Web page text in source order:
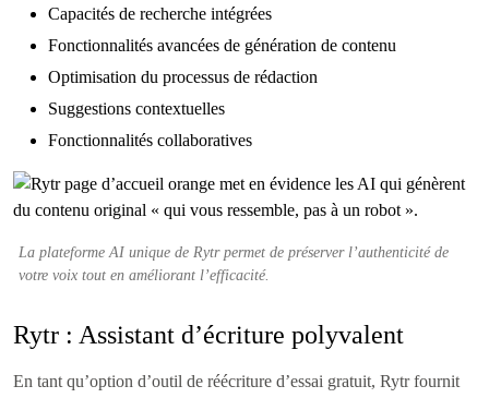
Capacités de recherche intégrées
Fonctionnalités avancées de génération de contenu
Optimisation du processus de rédaction
Suggestions contextuelles
Fonctionnalités collaboratives
La plateforme AI unique de Rytr permet de préserver l’authenticité de
votre voix tout en améliorant l’efficacité.
Rytr : Assistant d’écriture polyvalent
En tant qu’option d’outil de réécriture d’essai gratuit, Rytr fournit